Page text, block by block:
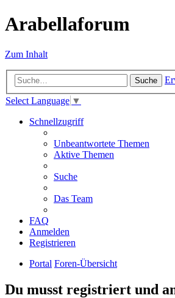
Arabellaforum
Zum Inhalt
Suche
Select Language ▼
Schnellzugriff
Unbeantwortete Themen
Aktive Themen
Suche
Das Team
FAQ
Anmelden
Registrieren
Portal Foren-Übersicht
Du musst registriert und